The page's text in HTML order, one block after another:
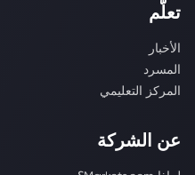
تعلّم
الأخبار
المسرد
المركز التعليمي
عن الشركة